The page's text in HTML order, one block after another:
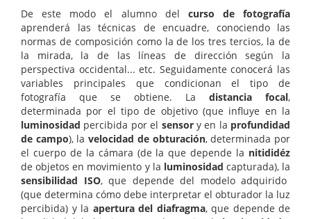
De este modo el alumno del curso de fotografía
aprenderá las técnicas de encuadre, conociendo las
normas de composición como la de los tres tercios, la de
la mirada, la de las líneas de dirección según la
perspectiva occidental... etc. Seguidamente conocerá las
variables principales que condicionan el tipo de
fotografía que se obtiene. La distancia focal,
determinada por el tipo de objetivo (que influye en la
luminosidad percibida por el sensory en la profundidad
de campo), la velocidad de obturación, determinada por
el cuerpo de la cámara (de la que depende la nitididéz
de objetos en movimiento y la luminosidad capturada), la
sensibilidad ISO, que depende del modelo adquirido
(que determina cómo debe interpretar el obturador la luz
percibida) y la apertura del diafragma, que depende de